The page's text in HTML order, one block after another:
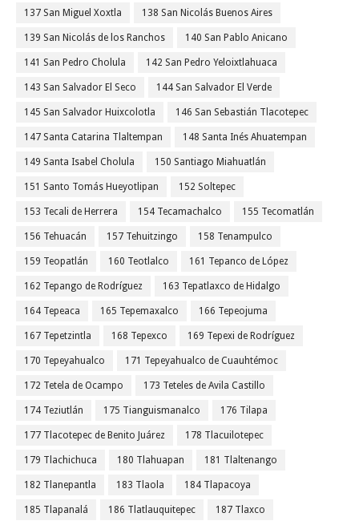
137 San Miguel Xoxtla 138 San Nicolás Buenos Aires
139 San Nicolás de los Ranchos 140 San Pablo Anicano
141 San Pedro Cholula 142 San Pedro Yeloixtlahuaca
143 San Salvador El Seco 144 San Salvador El Verde
145 San Salvador Huixcolotla 146 San Sebastián Tlacotepec
147 Santa Catarina Tlaltempan 148 Santa Inés Ahuatempan
149 Santa Isabel Cholula 150 Santiago Miahuatlán
151 Santo Tomás Hueyotlipan 152 Soltepec
153 Tecali de Herrera 154 Tecamachalco 155 Tecomatlán
156 Tehuacán 157 Tehuitzingo 158 Tenampulco
159 Teopatlán 160 Teotlalco 161 Tepanco de López
162 Tepango de Rodríguez 163 Tepatlaxco de Hidalgo
164 Tepeaca 165 Tepemaxalco 166 Tepeojuma
167 Tepetzintla 168 Tepexco 169 Tepexi de Rodríguez
170 Tepeyahualco 171 Tepeyahualco de Cuauhtémoc
172 Tetela de Ocampo 173 Teteles de Avila Castillo
174 Teziutlán 175 Tianguismanalco 176 Tilapa
177 Tlacotepec de Benito Juárez 178 Tlacuilotepec
179 Tlachichuca 180 Tlahuapan 181 Tlaltenango
182 Tlanepantla 183 Tlaola 184 Tlapacoya
185 Tlapanalá 186 Tlatlauquitepec 187 Tlaxco